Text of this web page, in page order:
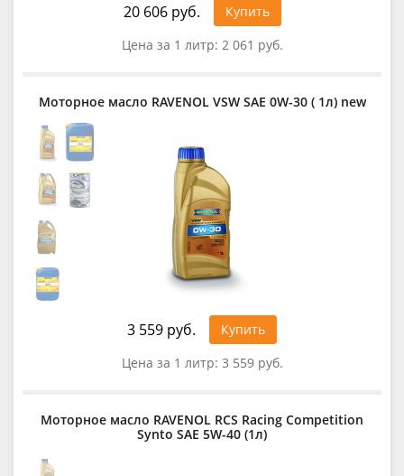
20 606 руб.
Купить
Цена за 1 литр: 2 061 руб.
Моторное масло RAVENOL VSW SAE 0W-30 ( 1л) new
3 559 руб.
Купить
Цена за 1 литр: 3 559 руб.
Моторное масло RAVENOL RCS Racing Competition
Synto SAE 5W-40 (1л)